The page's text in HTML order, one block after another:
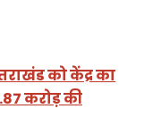
को केंद्र का
करोड़ की